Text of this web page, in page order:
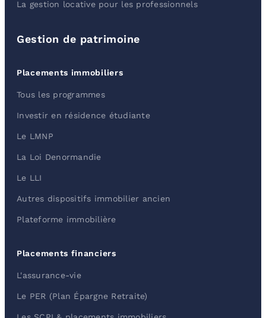
La gestion locative pour les professionnels
Gestion de patrimoine
Placements immobiliers
Tous les programmes
Investir en résidence étudiante
Le LMNP
La Loi Denormandie
Le LLI
Autres dispositifs immobilier ancien
Plateforme immobilière
Placements financiers
L'assurance-vie
Le PER (Plan Épargne Retraite)